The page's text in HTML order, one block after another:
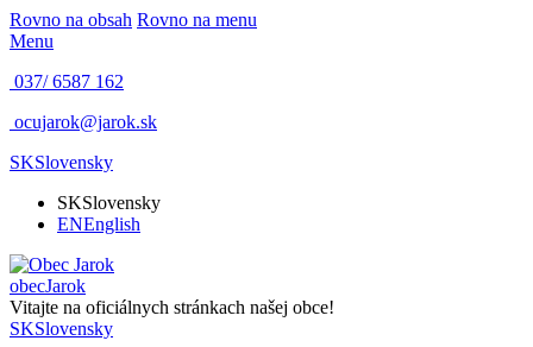
Rovno na obsah Rovno na menu
Menu
037/ 6587 162
ocujarok@jarok.sk
SKSlovensky
SKSlovensky
ENEnglish
obecJarok
Vitajte na oficiálnych stránkach našej obce!
SKSlovensky